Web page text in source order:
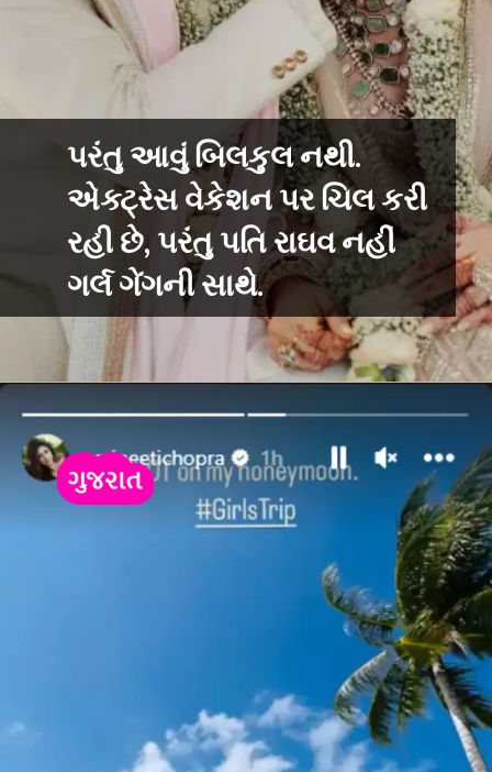
પરંતુ આવું બિલકુલ નથી.
એક્ટ્રેસ વેકેશન પર ચિલ કરી
રહી છે, પરંતુ પતિ રાઘવ નહીં
ગર્લ ગેંગની સાથે.